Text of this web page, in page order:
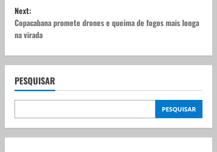
t
n
a
v
i
g
Next:
Copacabana promete drones e queima de fogos mais longa
na virada
PESQUISAR
PESQUISAR